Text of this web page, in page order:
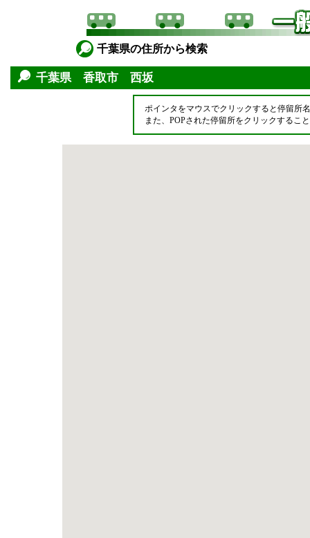
千葉県の住所から検索
千葉県 香取市 西坂
ポインタをマウスでクリックすると停留所
また、POPされた停留所をクリックするこ